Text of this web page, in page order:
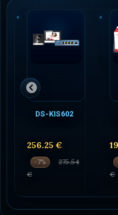
DS-KIS602
256.25 €
-7%
275.54
€
€